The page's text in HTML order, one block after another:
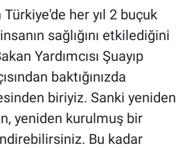
Türkiye'de her yıl 2 buçuk
sağlığını etkilediğini
Yardımcısı Şuayıp
baktığınızda
biriyiz. Sanki yeniden
yeniden kurulmuş bir
Bu kadar